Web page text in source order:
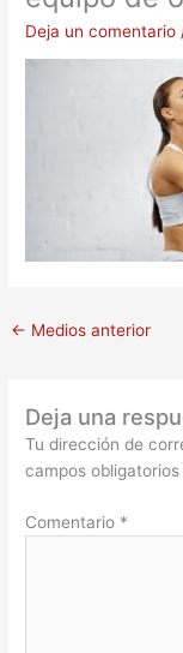
Deja un comentario
← Medios anterior
Deja una
Tu dirección de
campos
Comentario *